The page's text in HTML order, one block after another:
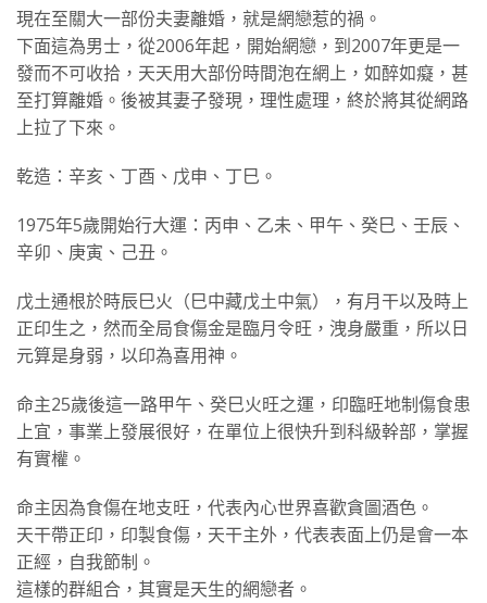
現在至關大一部份夫妻離婚，就是網戀惹的禍。
下面這為男士，從2006年起，開始網戀，到2007年更是一
發而不可收拾，天天用大部份時間泡在網上，如醉如癡，甚
至打算離婚。後被其妻子發現，理性處理，終於將其從網路
上拉了下來。
乾造：辛亥、丁酉、戊申、丁巳。
1975年5歲開始行大運：丙申、乙未、甲午、癸巳、壬辰、
辛卯、庚寅、己丑。
戊土通根於時辰巳火（巳中藏戊土中氣），有月干以及時上
正印生之，然而全局食傷金是臨月令旺，洩身嚴重，所以日
元算是身弱，以印為喜用神。
命主25歲後這一路甲午、癸巳火旺之運，印臨旺地制傷食患
上宜，事業上發展很好，在單位上很快升到科級幹部，掌握
有實權。
命主因為食傷在地支旺，代表內心世界喜歡貪圖酒色。
天干帶正印，印製食傷，天干主外，代表表面上仍是會一本
正經，自我節制。
這樣的群組合，其實是天生的網戀者。